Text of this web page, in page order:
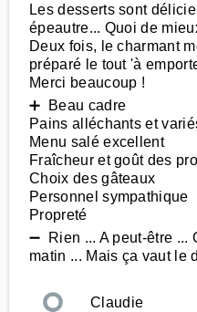
Les desserts sont
épeautre... Quoi de
Deux fois, le charmant
préparé le tout 'à
Merci beaucoup !
➕ Beau cadre
Pains alléchants et
Menu salé excellent
Fraîcheur et goût des
Choix des gâteaux
Personnel sympathique
Propreté
➖ Rien ... A peut-être ...
matin ... Mais ça vaut le
Claudie